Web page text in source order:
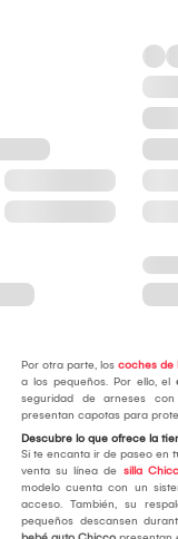
Por otra parte, los coches de
a los pequeños. Por ello, el
seguridad de arneses
presentan capotas para
Descubre lo que ofrece la
Si te encanta ir de paseo en
venta su línea de silla
modelo cuenta con un
acceso. También, su
pequeños descansen